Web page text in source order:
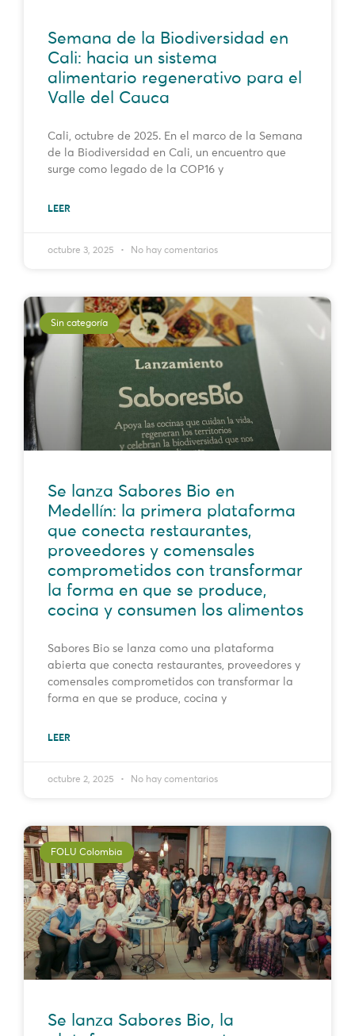
Semana de la Biodiversidad en
Cali: hacia un sistema
alimentario regenerativo para el
Valle del Cauca
Cali, octubre de 2025. En el marco de la Semana
de la Biodiversidad en Cali, un encuentro que
surge como legado de la COP16 y
LEER
octubre 3, 2025 No hay comentarios
Sin categoría
Se lanza Sabores Bio en
Medellín: la primera plataforma
que conecta restaurantes,
proveedores y comensales
comprometidos con transformar
la forma en que se produce,
cocina y consumen los alimentos
Sabores Bio se lanza como una plataforma
abierta que conecta restaurantes, proveedores y
comensales comprometidos con transformar la
forma en que se produce, cocina y
LEER
octubre 2, 2025 No hay comentarios
FOLU Colombia
Se lanza Sabores Bio, la